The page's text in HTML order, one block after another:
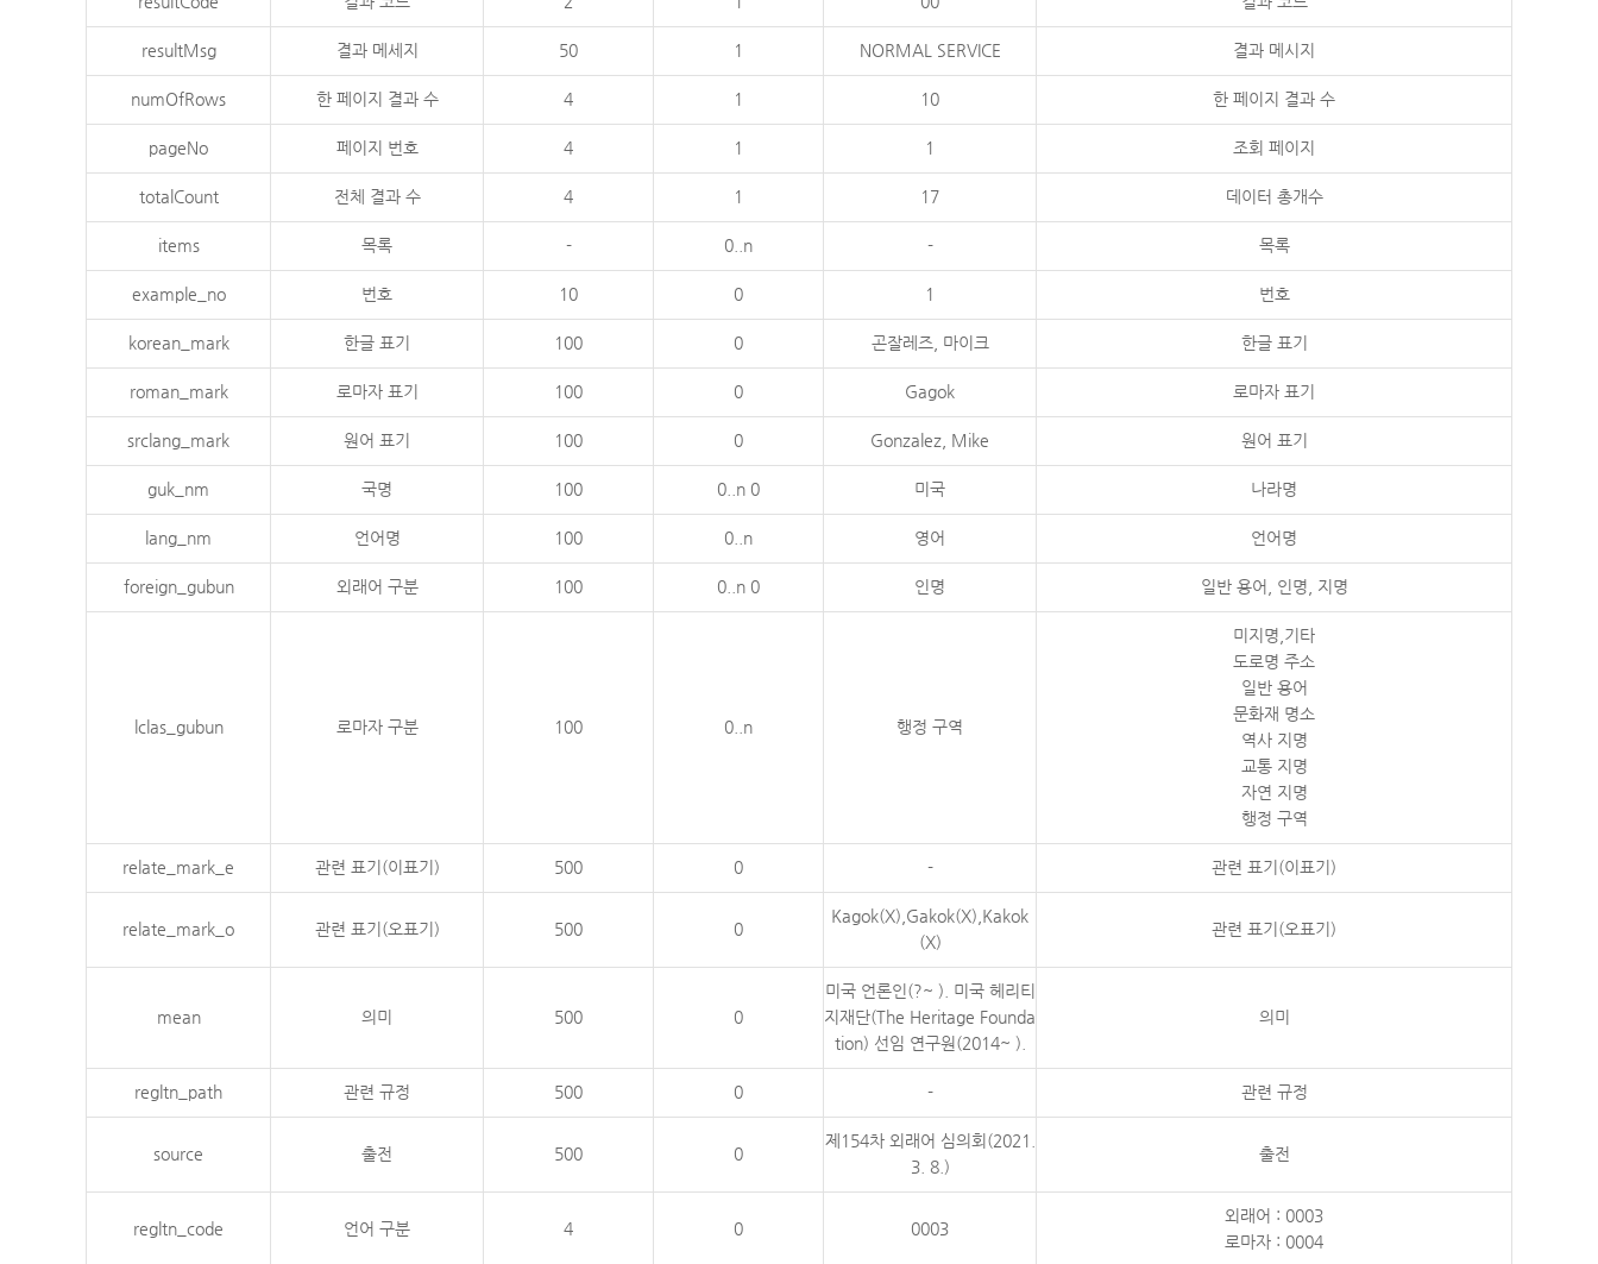
resultMsg 결과 메세지 50 1 NORMAL SERVICE 결과 메시지
numOfRows 한 페이지 결과 수 4 1 10 한 페이지 결과 수
pageNo 페이지 번호 4 1 1 조회 페이지
totalCount 전체 결과 수 4 1 17 데이터 총개수
items 목록 - 0..n - 목록
example_no 번호 10 0 1 번호
korean_mark 한글 표기 100 0 곤잘레즈, 마이크 한글 표기
roman_mark 로마자 표기 100 0 Gagok 로마자 표기
srclang_mark 원어 표기 100 0 Gonzalez, Mike 원어 표기
guk_nm 국명 100 0..n 0 미국 나라명
lang_nm 언어명 100 0..n 영어 언어명
foreign_gubun 외래어 구분 100 0..n 0 인명 일반 용어, 인명, 지명
lclas_gubun 로마자 구분 100 0..n 행정 구역
미지명,기타
도로명 주소
일반 용어
문화재 명소
역사 지명
교통 지명
자연 지명
행정 구역
relate_mark_e 관련 표기(이표기) 500 0 - 관련 표기(이표기)
relate_mark_o 관련 표기(오표기) 500 0
Kagok(X),Gakok(X),Kakok
(X)
관련 표기(오표기)
mean 의미 500 0
미국 언론인(?~ ). 미국 헤리티
지재단(The Heritage Founda
tion) 선임 연구원(2014~ ).
의미
regltn_path 관련 규정 500 0 - 관련 규정
source 출전 500 0
제154차 외래어 심의회(2021.
3. 8.)
출전
regltn_code 언어 구분 4 0 0003
외래어 : 0003
로마자 : 0004